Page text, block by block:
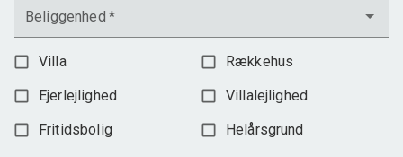
både kirke, skole, børneinstitutioner, supermarked, bager og
slagter og et væld af spændende foreninger og aktiviteter.
velfungerende ejerforening med godt fællesskab og en
Beliggenhed *
Villa
Rækkehus
Ejerlejlighed
Villalejlighed
Fritidsbolig
Helårsgrund